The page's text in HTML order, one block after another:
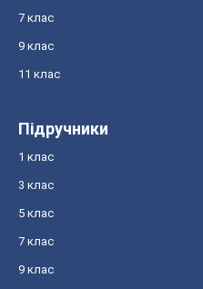
7 клас
9 клас
11 клас
Підручники
1 клас
3 клас
5 клас
7 клас
9 клас